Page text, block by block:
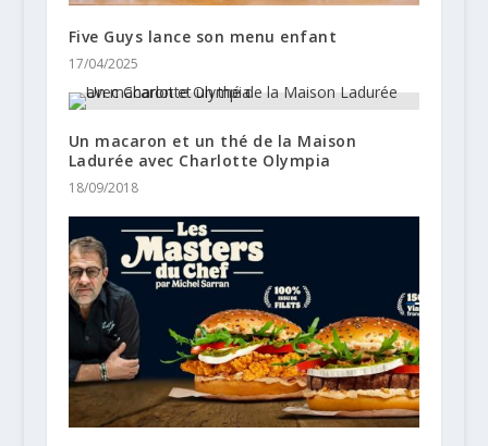
Five Guys lance son menu enfant
17/04/2025
Un macaron et un thé de la Maison
Ladurée avec Charlotte Olympia
18/09/2018